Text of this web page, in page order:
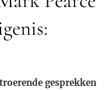
gesprekken